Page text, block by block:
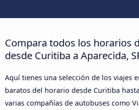
Compara todos los horarios
desde Curitiba a Aparecida,
Aquí tienes una selección de los viajes
baratos del horario desde Curitiba
varias compañías de autobuses como